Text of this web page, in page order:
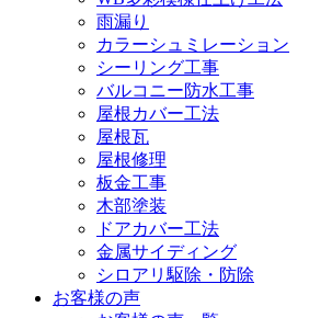
雨漏り
カラーシュミレーション
シーリング工事
バルコニー防水工事
屋根カバー工法
屋根瓦
屋根修理
板金工事
木部塗装
ドアカバー工法
金属サイディング
シロアリ駆除・防除
お客様の声